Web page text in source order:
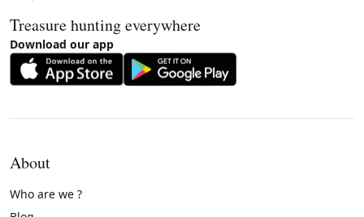
Treasure hunting everywhere
Download our app
About
Who are we ?